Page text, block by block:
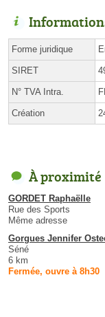
Forme juridique
SIRET
N° TVA Intra.
Création
À proximité
GORDET Raphaëlle
Rue des Sports
Même adresse
Gorgues Jennifer
Séné
6 km
Fermée, ouvre à 8h30